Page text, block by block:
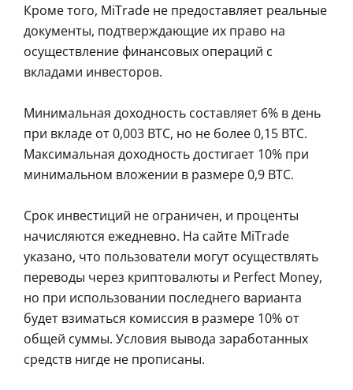
Кроме того, MiTrade не предоставляет реальные
документы, подтверждающие их право на
осуществление финансовых операций с
вкладами инвесторов.
Минимальная доходность составляет 6% в день
при вкладе от 0,003 BTC, но не более 0,15 BTC.
Максимальная доходность достигает 10% при
минимальном вложении в размере 0,9 BTC.
Срок инвестиций не ограничен, и проценты
начисляются ежедневно. На сайте MiTrade
указано, что пользователи могут осуществлять
переводы через криптовалюты и Perfect Money,
но при использовании последнего варианта
будет взиматься комиссия в размере 10% от
общей суммы. Условия вывода заработанных
средств нигде не прописаны.